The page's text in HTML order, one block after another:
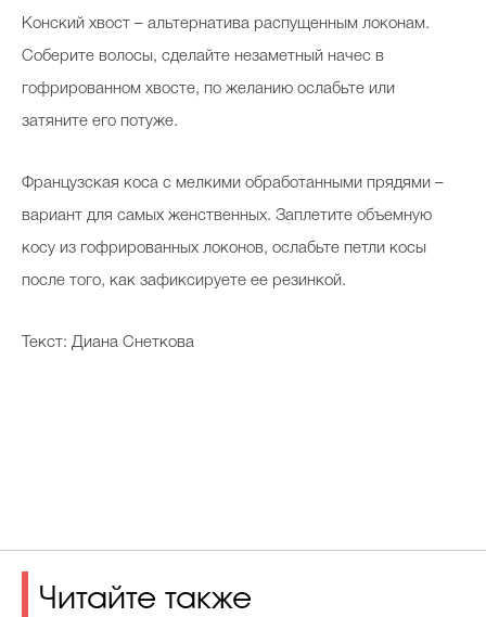
Конский хвост – альтернатива распущенным локонам.
Соберите волосы, сделайте незаметный начес в
гофрированном хвосте, по желанию ослабьте или
затяните его потуже.
Французская коса с мелкими обработанными прядями –
вариант для самых женственных. Заплетите объемную
косу из гофрированных локонов, ослабьте петли косы
после того, как зафиксируете ее резинкой.
Текст: Диана Снеткова
Читайте также